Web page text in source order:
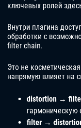
ключевых ролей
Внутри плагина
обработки с
filter chain.
Это не
напрямую влияет на
distortion →
гармоническую
filter →